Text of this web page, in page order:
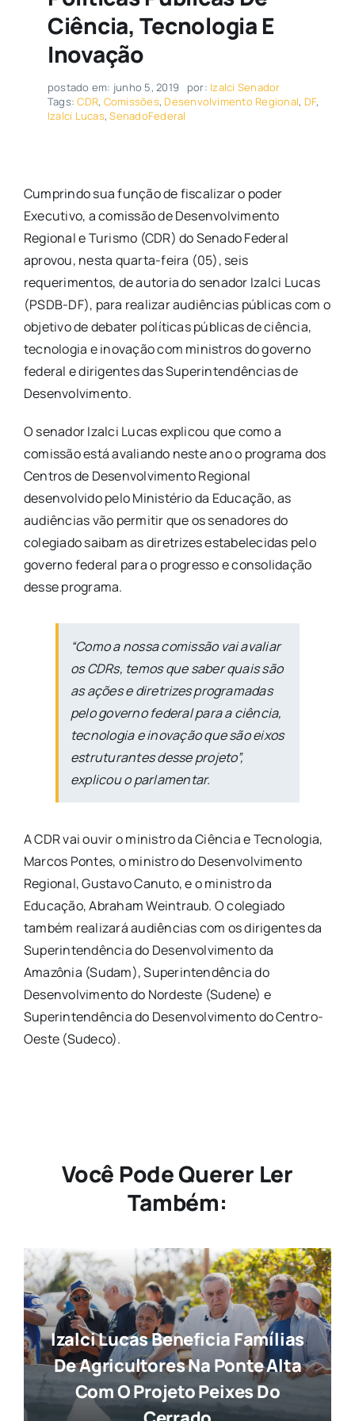
Ciência, Tecnologia E
Inovação
postado em: junho 5, 2019 por: Izalci Senador
Tags:CDR, Comissões, Desenvolvimento Regional, DF,
Izalci Lucas,SenadoFederal
Cumprindo sua função de fiscalizar o poder
Executivo, a comissão de Desenvolvimento
Regional e Turismo (CDR) do Senado Federal
aprovou, nesta quarta-feira (05), seis
requerimentos, de autoria do senador Izalci Lucas
(PSDB-DF), para realizar audiências públicas com o
objetivo de debater políticas públicas de ciência,
tecnologia e inovação com ministros do governo
federal e dirigentes das Superintendências de
Desenvolvimento.
O senador Izalci Lucas explicou que como a
comissão está avaliando neste ano o programa dos
Centros de Desenvolvimento Regional
desenvolvido pelo Ministério da Educação, as
audiências vão permitir que os senadores do
colegiado saibam as diretrizes estabelecidas pelo
governo federal para o progresso e consolidação
desse programa.
“Como a nossa comissão vai avaliar
os CDRs, temos que saber quais são
as ações e diretrizes programadas
pelo governo federal para a ciência,
tecnologia e inovação que são eixos
estruturantes desse projeto”,
explicou o parlamentar.
A CDR vai ouvir o ministro da Ciência e Tecnologia,
Marcos Pontes, o ministro do Desenvolvimento
Regional, Gustavo Canuto, e o ministro da
Educação, Abraham Weintraub. O colegiado
também realizará audiências com os dirigentes da
Superintendência do Desenvolvimento da
Amazônia (Sudam), Superintendência do
Desenvolvimento do Nordeste (Sudene) e
Superintendência do Desenvolvimento do Centro-
Oeste (Sudeco).
Você Pode Querer Ler
Também:
Izalci Lucas Beneficia Famílias
De Agricultores Na Ponte Alta
Com O Projeto Peixes Do